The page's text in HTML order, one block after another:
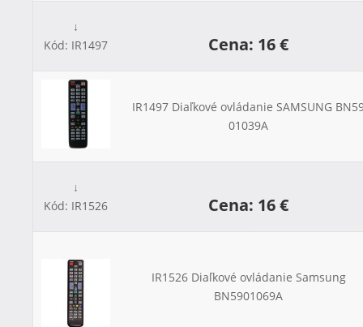
↓
Kód: IR1497
Cena: 16 €
IR1497 Diaľkové ovládanie SAMSUNG
01039A
↓
Kód: IR1526
Cena: 16 €
IR1526 Diaľkové ovládanie Samsung
BN5901069A